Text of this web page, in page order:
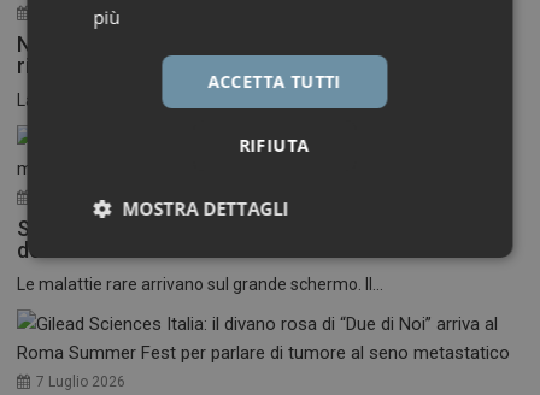
30 Luglio 2026
Neuroinfiammazione, fino a 50 mila euro per
ricercatori under 40
La Fondazione Francesco della Valle ETS apre le...
17 Luglio 2026
Stati Uniti: nasce il primo festival del cinema
dedicato alle malattie rare
Le malattie rare arrivano sul grande schermo. Il...
7 Luglio 2026
più
ACCETTA TUTTI
RIFIUTA
MOSTRA DETTAGLI
Necessari Marketing